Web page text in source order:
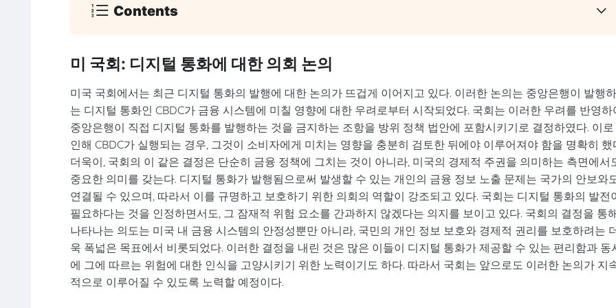
Contents
미 국회: 디지털 통화에 대한 의회 논의
미국 국회에서는 최근 디지털 통화의 발행에 대한 논의가 뜨겁게 이어지고 있다. 이러한 논의는 중앙은행이 발행하
는 디지털 통화인 CBDC가 금융 시스템에 미칠 영향에 대한 우려로부터 시작되었다. 국회는 이러한 우려를 반영하
중앙은행이 직접 디지털 통화를 발행하는 것을 금지하는 조항을 방위 정책 법안에 포함시키기로 결정하였다. 이로
인해 CBDC가 실행되는 경우, 그것이 소비자에게 미치는 영향을 충분히 검토한 뒤에야 이루어져야 함을 명확히 했
더욱이, 국회의 이 같은 결정은 단순히 금융 정책에 그치는 것이 아니라, 미국의 경제적 주권을 의미하는 측면에서
중요한 의미를 갖는다. 디지털 통화가 발행됨으로써 발생할 수 있는 개인의 금융 정보 노출 문제는 국가의 안보와
연결될 수 있으며, 따라서 이를 규명하고 보호하기 위한 의회의 역할이 강조되고 있다. 국회는 디지털 통화의 발전
필요하다는 것을 인정하면서도, 그 잠재적 위험 요소를 간과하지 않겠다는 의지를 보이고 있다. 국회의 결정을 통
나타나는 의도는 미국 내 금융 시스템의 안정성뿐만 아니라, 국민의 개인 정보 보호와 경제적 권리를 보호하려는
욱 폭넓은 목표에서 비롯되었다. 이러한 결정을 내린 것은 많은 이들이 디지털 통화가 제공할 수 있는 편리함과 동
에 그에 따르는 위험에 대한 인식을 고양시키기 위한 노력이기도 하다. 따라서 국회는 앞으로도 이러한 논의가 지
적으로 이루어질 수 있도록 노력할 예정이다.